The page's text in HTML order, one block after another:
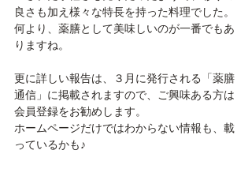
良さも加え様々な特長を持った料理でした。
何より、薬膳として美味しいのが一番でもあ
りますね。
更に詳しい報告は、３月に発行される「薬膳
通信」に掲載されますので、ご興味ある方は
会員登録をお勧めします。
ホームページだけではわからない情報も、載
っているかも♪